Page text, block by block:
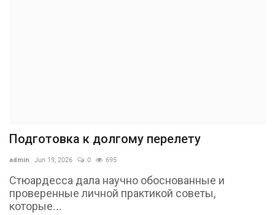
Подготовка к долгому перелету
admin Jun 19, 2026 0 695
Стюардесса дала научно обоснованные и
проверенные личной практикой советы,
которые...